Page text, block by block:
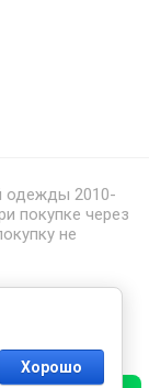
одежды 2010-
покупке через
не
Хорошо